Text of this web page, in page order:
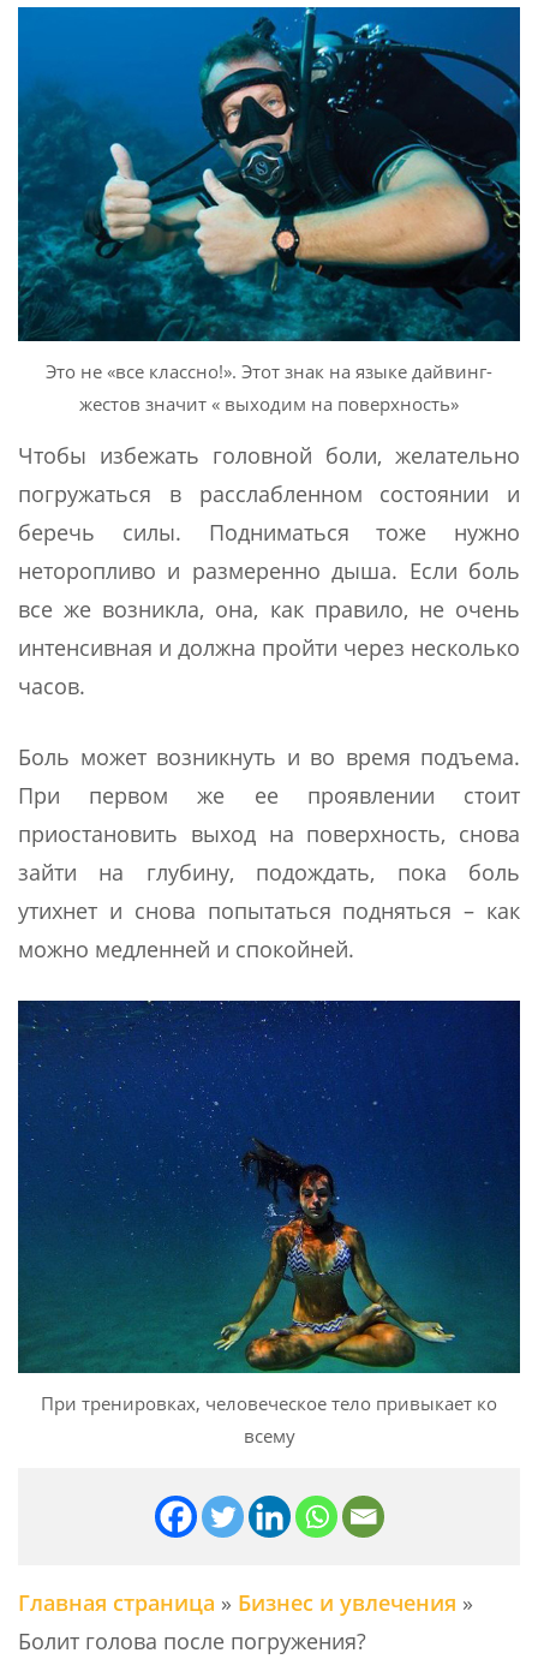
Это не «все классно!». Этот знак на языке дайвинг-
жестов значит « выходим на поверхность»
Чтобы избежать головной боли, желательно
погружаться в расслабленном состоянии и
беречь силы. Подниматься тоже нужно
неторопливо и размеренно дыша. Если боль
все же возникла, она, как правило, не очень
интенсивная и должна пройти через несколько
часов.
Боль может возникнуть и во время подъема.
При первом же ее проявлении стоит
приостановить выход на поверхность, снова
зайти на глубину, подождать, пока боль
утихнет и снова попытаться подняться – как
можно медленней и спокойней.
При тренировках, человеческое тело привыкает ко
всему
Главная страница » Бизнес и увлечения »
Болит голова после погружения?